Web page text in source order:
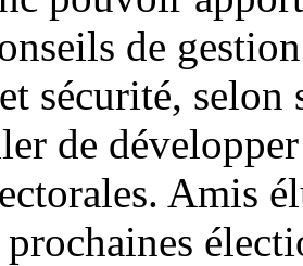
de
sécurité,
de
Amis